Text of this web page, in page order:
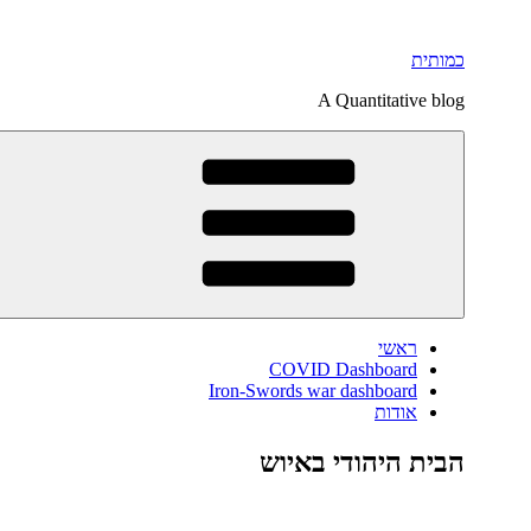
כמותית
A Quantitative blog
ראשי
COVID Dashboard
Iron-Swords war dashboard
אודות
הבית היהודי באיוש